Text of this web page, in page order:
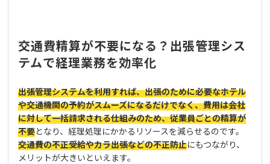
交通費精算が不要になる？出張管理シス
テムで経理業務を効率化
出張管理システムを利用すれば、出張のために必要なホテル
や交通機関の予約がスムーズになるだけでなく、費用は会社
に対して一括請求される仕組みのため、従業員ごとの精算が
不要となり、経理処理にかかるリソースを減らせるのです。
交通費の不正受給やカラ出張などの不正防止にもつながり、
メリットが大きいといえます。